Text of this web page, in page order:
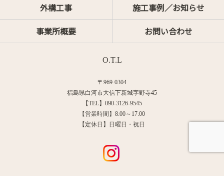
外構工事
施工事例／お知らせ
事業所概要
お問い合わせ
O.T.L
〒969-0304
福島県白河市大信下新城字野寺45
【TEL】090-3126-9545
【営業時間】8:00～17:00
【定休日】日曜日・祝日